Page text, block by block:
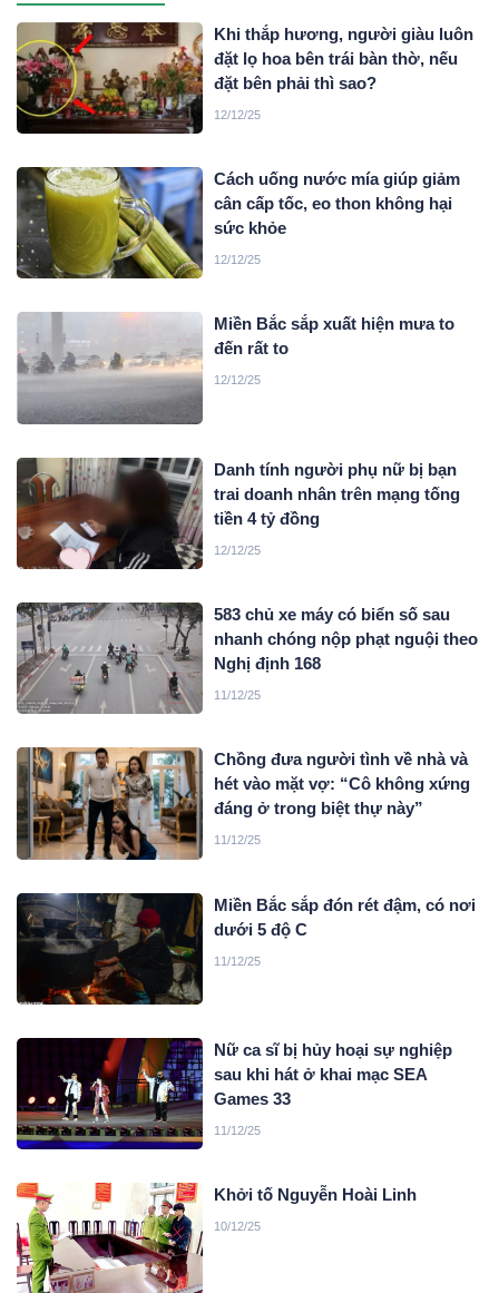
Khi thắp hương, người giàu luôn
đặt lọ hoa bên trái bàn thờ, nếu
đặt bên phải thì sao?
12/12/25
Cách uống nước mía giúp giảm
cân cấp tốc, eo thon không hại
sức khỏe
12/12/25
Miền Bắc sắp xuất hiện mưa to
đến rất to
12/12/25
Danh tính người phụ nữ bị bạn
trai doanh nhân trên mạng tống
tiền 4 tỷ đồng
12/12/25
583 chủ xe máy có biển số sau
nhanh chóng nộp phạt nguội theo
Nghị định 168
11/12/25
Chồng đưa người tình về nhà và
hét vào mặt vợ: “Cô không xứng
đáng ở trong biệt thự này”
11/12/25
Miền Bắc sắp đón rét đậm, có nơi
dưới 5 độ C
11/12/25
Nữ ca sĩ bị hủy hoại sự nghiệp
sau khi hát ở khai mạc SEA
Games 33
11/12/25
Khởi tố Nguyễn Hoài Linh
10/12/25